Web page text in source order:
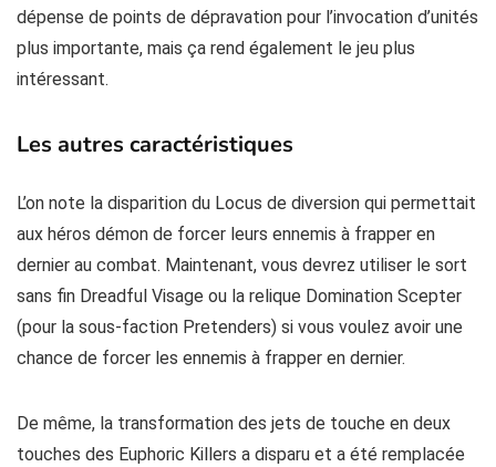
dépense de points de dépravation pour l’invocation d’unités
plus importante, mais ça rend également le jeu plus
intéressant.
Les autres caractéristiques
L’on note la disparition du Locus de diversion qui permettait
aux héros démon de forcer leurs ennemis à frapper en
dernier au combat. Maintenant, vous devrez utiliser le sort
sans fin Dreadful Visage ou la relique Domination Scepter
(pour la sous-faction Pretenders) si vous voulez avoir une
chance de forcer les ennemis à frapper en dernier.
De même, la transformation des jets de touche en deux
touches des Euphoric Killers a disparu et a été remplacée